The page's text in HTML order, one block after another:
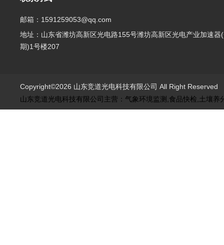
邮箱：1591259053@qq.com
地址：山东省潍坊高新区光电路155号潍坊高新区光电产业加速器
期)1号楼207
Copyright©2026 山东竞道光电科技有限公司 All Right
山东竞道光电科技有限公司主营：气象环境监测,食品快检,土壤养